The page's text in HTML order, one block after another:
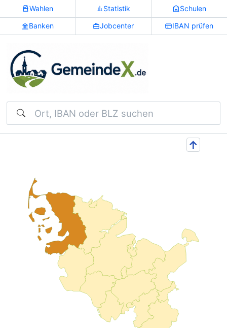
Wahlen Statistik Schulen
Banken Jobcenter IBAN prüfen
Suchen
↑